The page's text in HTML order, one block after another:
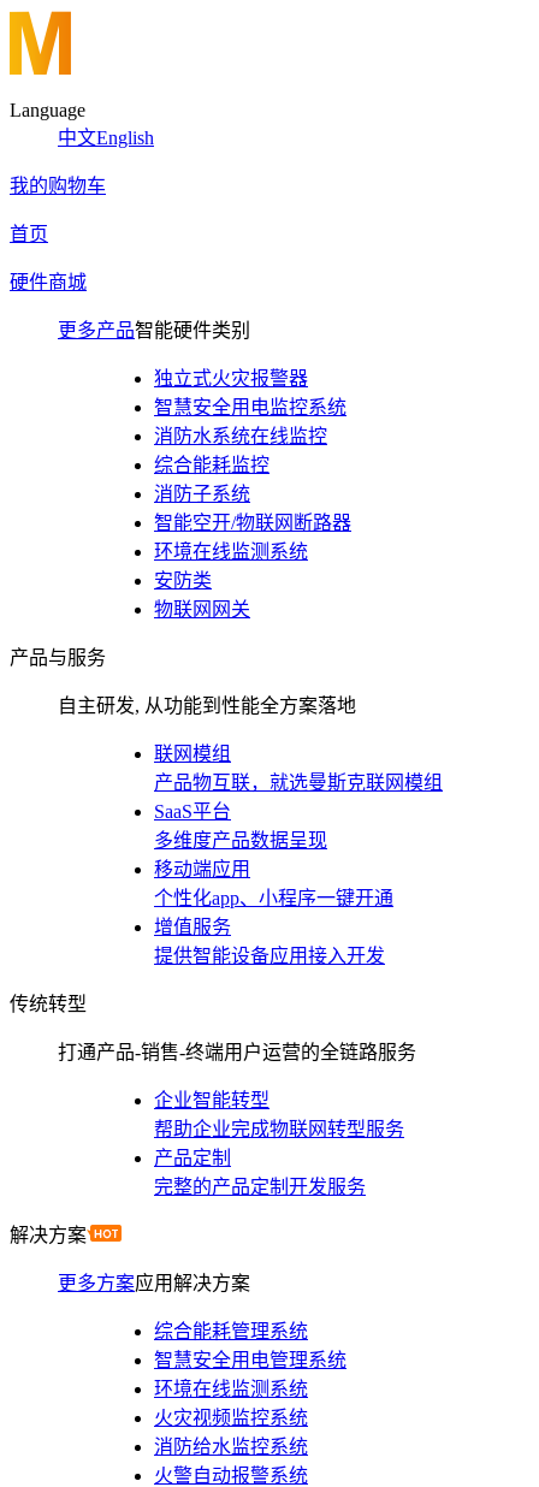
Language
中文English
我的购物车
首页
硬件商城
更多产品智能硬件类别
独立式火灾报警器
智慧安全用电监控系统
消防水系统在线监控
综合能耗监控
消防子系统
智能空开/物联网断路器
环境在线监测系统
安防类
物联网网关
产品与服务
自主研发, 从功能到性能全方案落地
联网模组
产品物互联，就选曼斯克联网模组
SaaS平台
多维度产品数据呈现
移动端应用
个性化app、小程序一键开通
增值服务
提供智能设备应用接入开发
传统转型
打通产品-销售-终端用户运营的全链路服务
企业智能转型
帮助企业完成物联网转型服务
产品定制
完整的产品定制开发服务
解决方案
更多方案应用解决方案
综合能耗管理系统
智慧安全用电管理系统
环境在线监测系统
火灾视频监控系统
消防给水监控系统
火警自动报警系统